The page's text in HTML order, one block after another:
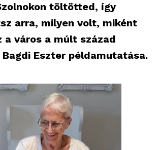
töltötted, így
arra, milyen volt, miként
város a múlt század
Bagdi Eszter példamutatása.